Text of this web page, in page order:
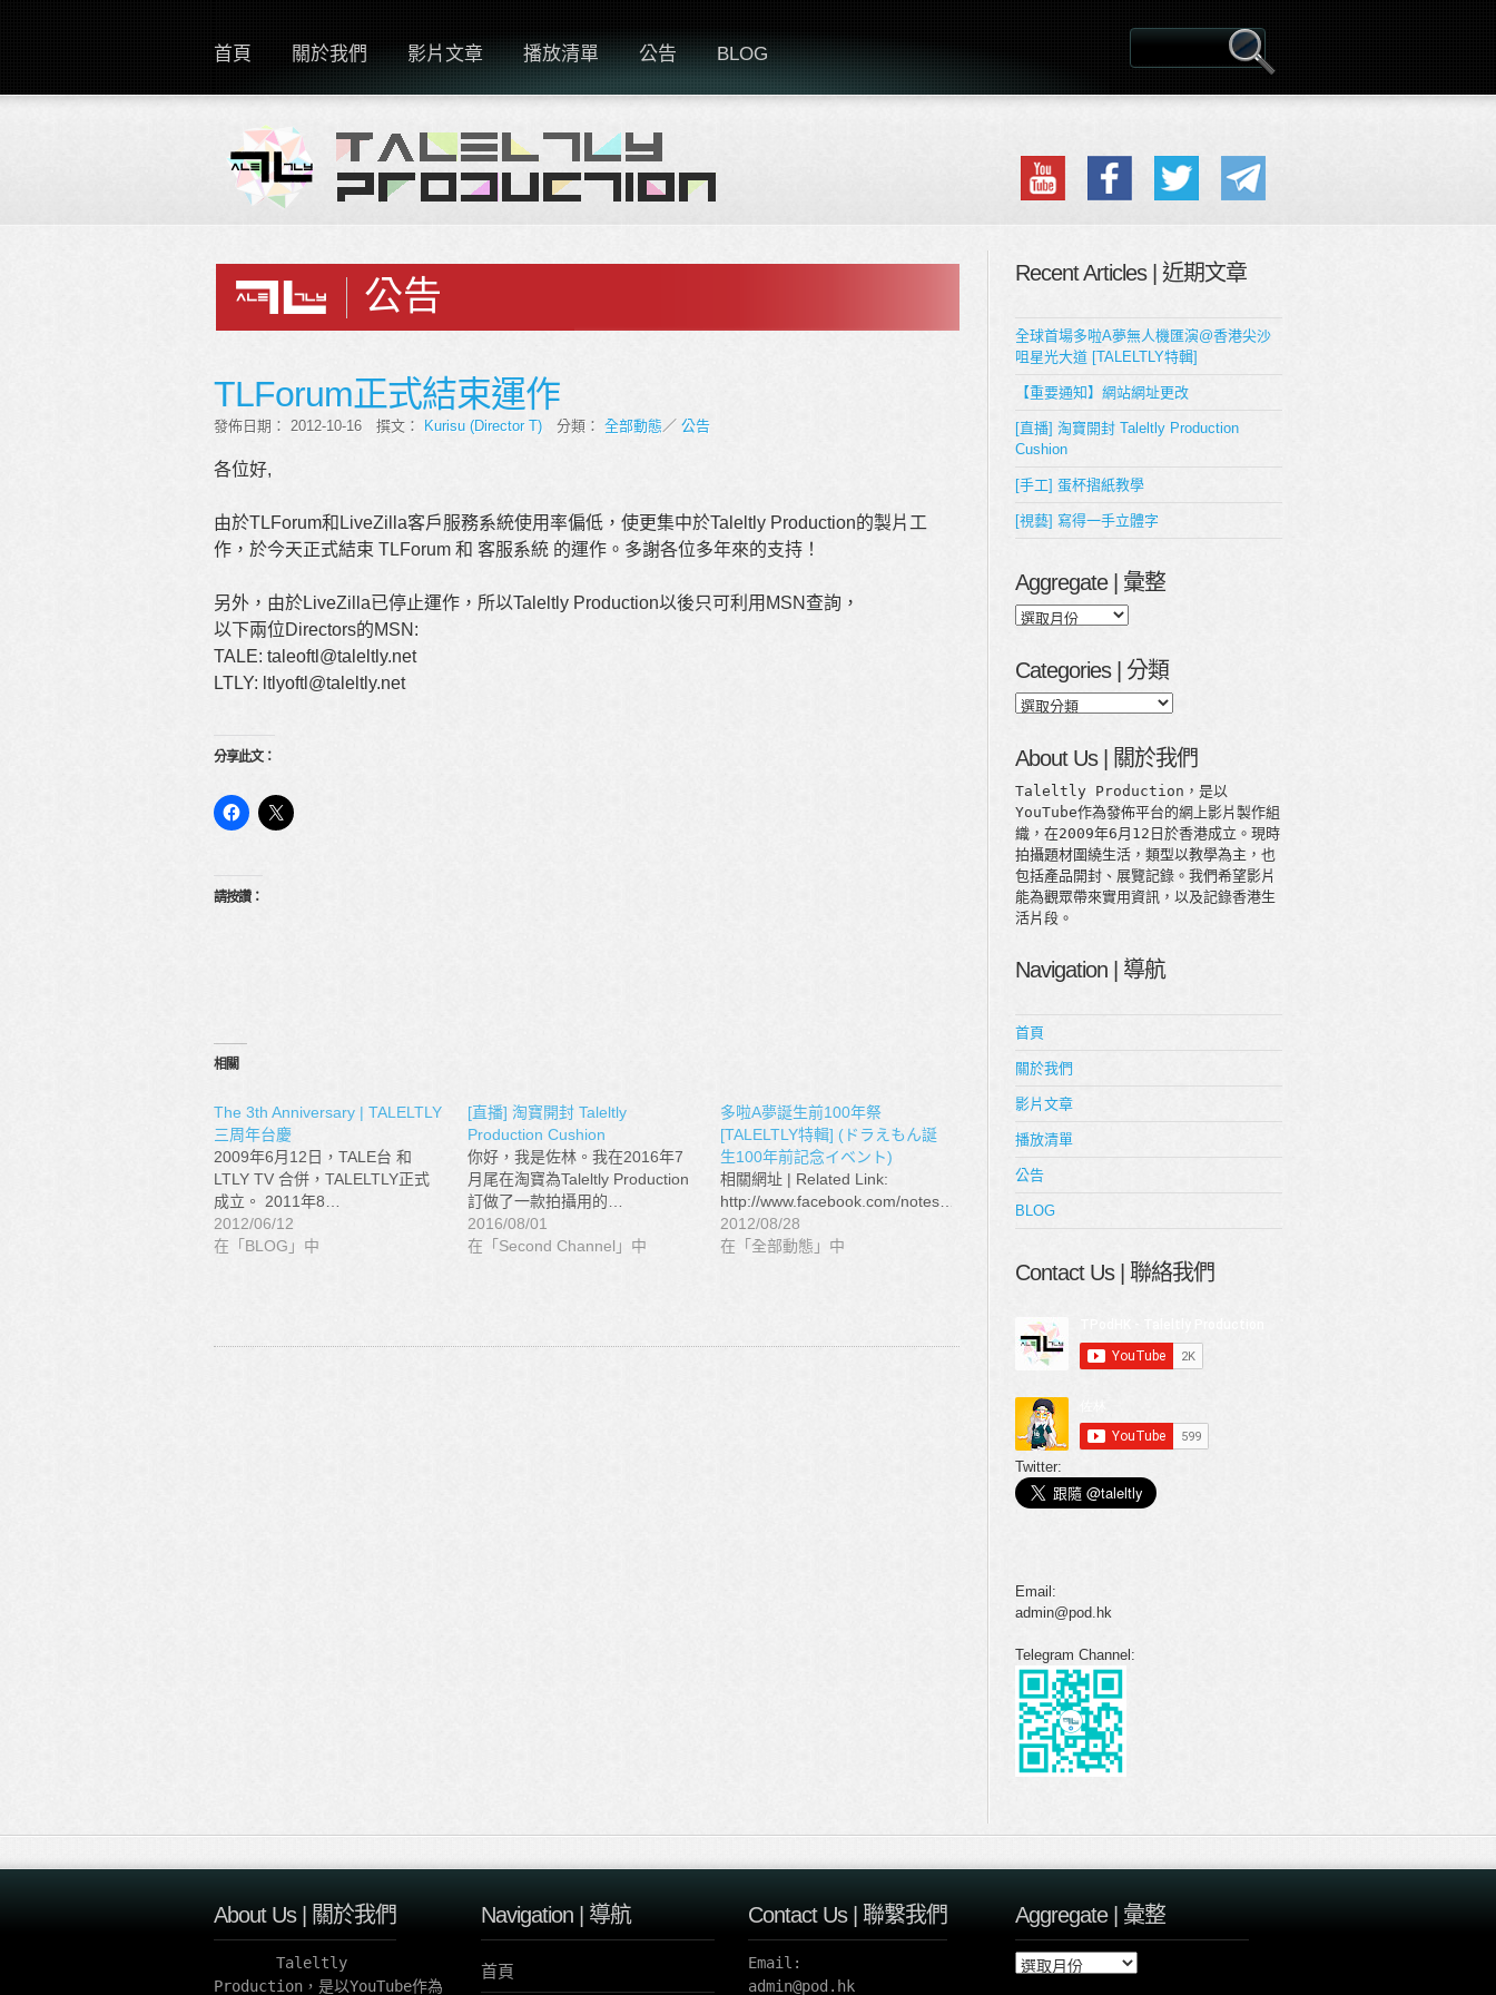
首頁 關於我們 影片文章 播放清單 公告 BLOG
公告
TLForum正式結束運作
發佈日期： 2012-10-16 撰文： Kurisu (Director T) 分類： 全部動態／ 公告
各位好,
由於TLForum和LiveZilla客戶服務系統使用率偏低，使更集中於Taleltly Production的製片工
作，於今天正式結束 TLForum 和 客服系統 的運作。多謝各位多年來的支持！
另外，由於LiveZilla已停止運作，所以Taleltly Production以後只可利用MSN查詢，
以下兩位Directors的MSN:
TALE: taleoftl@taleltly.net
LTLY: ltlyoftl@taleltly.net
分享此文：
請按讚：
相關
The 3th Anniversary | TALELTLY
三周年台慶
2009年6月12日，TALE台 和
LTLY TV 合併，TALELTLY正式
成立。 2011年8…
2012/06/12
在「BLOG」中
[直播] 淘寶開封 Taleltly
Production Cushion
你好，我是佐林。我在2016年7
月尾在淘寶為Taleltly Production
訂做了一款拍攝用的…
2016/08/01
在「Second Channel」中
多啦A夢誕生前100年祭
[TALELTLY特輯] (ドラえもん誕
生100年前記念イベント)
相關網址 | Related Link:
http://www.facebook.com/notes…
2012/08/28
在「全部動態」中
Recent Articles | 近期文章
全球首場多啦A夢無人機匯演@香港尖沙
咀星光大道 [TALELTLY特輯]
【重要通知】網站網址更改
[直播] 淘寶開封 Taleltly Production
Cushion
[手工] 蛋杯摺紙教學
[視藝] 寫得一手立體字
Aggregate | 彙整
Aggregate
整
Categories | 分類
Categories
類
About Us | 關於我們
Taleltly Production，是以
YouTube作為發佈平台的網上影片製作組
織，在2009年6月12日於香港成立。現時
拍攝題材圍繞生活，類型以教學為主，也
包括產品開封、展覽記錄。我們希望影片
能為觀眾帶來實用資訊，以及記錄香港生
活片段。
Navigation | 導航
首頁
關於我們
影片文章
播放清單
公告
BLOG
Contact Us | 聯絡我們
Twitter:
Email:
admin@pod.hk
Telegram Channel:
About Us | 關於我們
Taleltly
Production，是以YouTube作為
Navigation | 導航
首頁
Contact Us | 聯繫我們
Email:
admin@pod.hk
Aggregate | 彙整
A